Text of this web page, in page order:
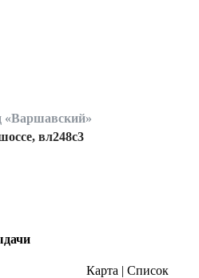
«Варшавский»
вл248с3
Карта Список